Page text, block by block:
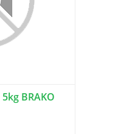
BRAKO